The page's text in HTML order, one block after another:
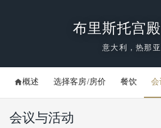
布里斯托宫
意大利，热那亚
概述 选择客房/房价 餐饮 会
会议与活动